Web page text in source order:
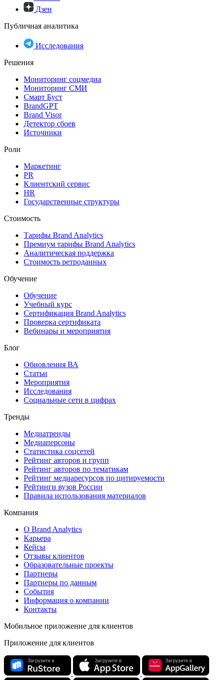
Дзен
Публичная аналитика
Исследования
Решения
Мониторинг соцмедиа
Мониторинг СМИ
Смарт Буст
BrandGPT
Brand Visor
Детектор сбоев
Источники
Роли
Маркетинг
PR
Клиентский сервис
HR
Государственные структуры
Стоимость
Тарифы Brand Analytics
Премиум тарифы Brand Analytics
Аналитическая поддержка
Стоимость ретроданных
Обучение
Обучение
Учебный курс
Сертификация Brand Analytics
Проверка сертификата
Вебинары и мероприятия
Блог
Обновления ВА
Статьи
Мероприятия
Исследования
Социальные сети в цифрах
Тренды
Медиатренды
Медиаперсоны
Статистика соцсетей
Рейтинг авторов и групп
Рейтинг авторов по тематикам
Рейтинг медиаресурсов по цитируемости
Рейтинги вузов России
Правила использования материалов
Компания
О Brand Analytics
Карьера
Кейсы
Отзывы клиентов
Образовательные проекты
Партнеры
Партнеры по данным
События
Информация о компании
Контакты
Мобильное приложение для клиентов
Приложение для клиентов